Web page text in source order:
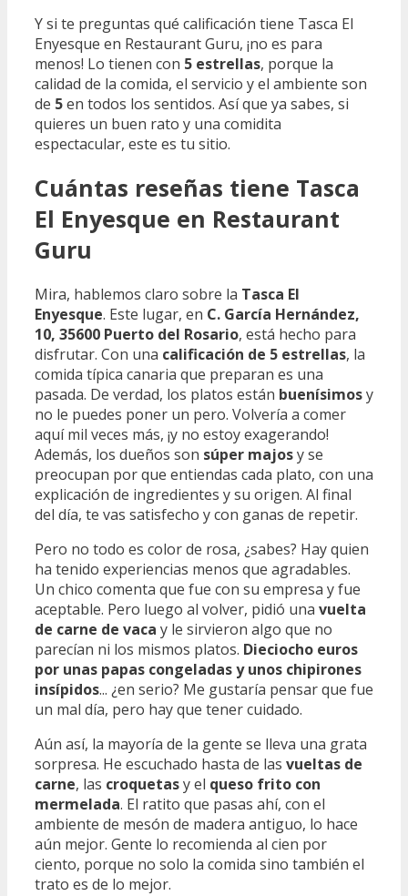
Y si te preguntas qué calificación tiene Tasca El
Enyesque en Restaurant Guru, ¡no es para
menos! Lo tienen con 5 estrellas, porque la
calidad de la comida, el servicio y el ambiente son
de 5en todos los sentidos. Así que ya sabes, si
quieres un buen rato y una comidita
espectacular, este es tu sitio.
Cuántas reseñas tiene Tasca
El Enyesque en Restaurant
Guru
Mira, hablemos claro sobre la Tasca El
Enyesque. Este lugar, en C. García Hernández,
10, 35600 Puerto del Rosario, está hecho para
disfrutar. Con una calificación de 5 estrellas, la
comida típica canaria que preparan es una
pasada. De verdad, los platos están buenísimosy
no le puedes poner un pero. Volvería a comer
aquí mil veces más, ¡y no estoy exagerando!
Además, los dueños son súper majosy se
preocupan por que entiendas cada plato, con una
explicación de ingredientes y su origen. Al final
del día, te vas satisfecho y con ganas de repetir.
Pero no todo es color de rosa, ¿sabes? Hay quien
ha tenido experiencias menos que agradables.
Un chico comenta que fue con su empresa y fue
aceptable. Pero luego al volver, pidió una vuelta
de carne de vaca y le sirvieron algo que no
parecían ni los mismos platos. Dieciocho euros
por unas papas congeladas y unos chipirones
insípidos... ¿en serio? Me gustaría pensar que fue
un mal día, pero hay que tener cuidado.
Aún así, la mayoría de la gente se lleva una grata
sorpresa. He escuchado hasta de las vueltas de
carne, las croquetasy el queso frito con
mermelada. El ratito que pasas ahí, con el
ambiente de mesón de madera antiguo, lo hace
aún mejor. Gente lo recomienda al cien por
ciento, porque no solo la comida sino también el
trato es de lo mejor.